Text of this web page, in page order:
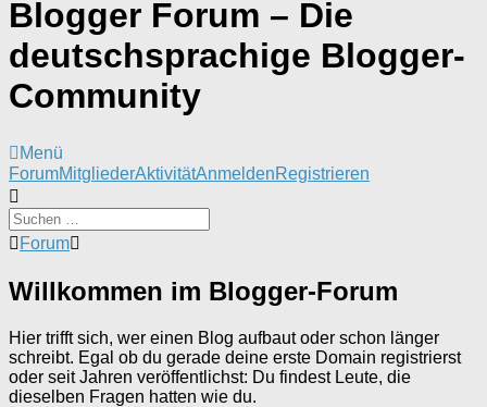
Blogger Forum – Die
deutschsprachige Blogger-
Community
Menü
Forum-
Navigation
ForumMitgliederAktivitätAnmeldenRegistrieren
Forum-
-
Du
hier:
Forum
Willkommen im Blogger-Forum
Hier trifft sich, wer einen Blog aufbaut oder schon länger
schreibt. Egal ob du gerade deine erste Domain registrierst
oder seit Jahren veröffentlichst: Du findest Leute, die
dieselben Fragen hatten wie du.